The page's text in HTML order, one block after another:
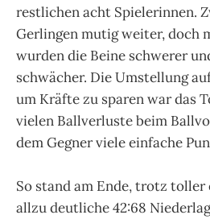
restlichen acht Spielerinnen.
Gerlingen mutig weiter, doch
wurden die Beine schwerer
schwächer. Die Umstellung
um Kräfte zu sparen war das
vielen Ballverluste beim
dem Gegner viele einfache
So stand am Ende, trotz
allzu deutliche 42:68